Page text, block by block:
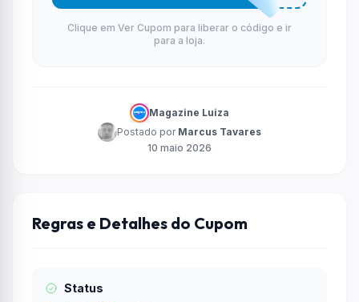
Clique em Ver Cupom para liberar o código e ir
para a loja.
Magazine Luiza
Postado por Marcus Tavares
10 maio 2026
Regras e Detalhes do Cupom
Status